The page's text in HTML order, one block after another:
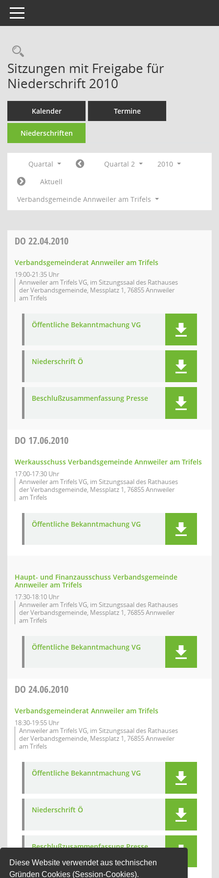
Diese Website verwendet aus technischen
Gründen Cookies (Session-Cookies).
Toggle navigation
Rechercheauswahl
Sitzungen mit Freigabe für
Niederschrift 2010
Kalender Termine
Niederschriften
Quartal Quartal 2
2010
Aktuell
Verbandsgemeinde Annweiler am Trifels
DO 22.04.2010
Verbandsgemeinderat Annweiler am Trifels
19:00-21:35 Uhr
Annweiler am Trifels VG, im Sitzungssaal des Rathauses
der Verbandsgemeinde, Messplatz 1, 76855 Annweiler
am Trifels
Öffentliche Bekanntmachung VG
Niederschrift Ö
Beschlußzusammenfassung Presse
DO 17.06.2010
Werkausschuss Verbandsgemeinde Annweiler am Trifels
17:00-17:30 Uhr
Annweiler am Trifels VG, im Sitzungssaal des Rathauses
der Verbandsgemeinde, Messplatz 1, 76855 Annweiler
am Trifels
Öffentliche Bekanntmachung VG
Haupt- und Finanzausschuss Verbandsgemeinde
Annweiler am Trifels
17:30-18:10 Uhr
Annweiler am Trifels VG, im Sitzungssaal des Rathauses
der Verbandsgemeinde, Messplatz 1, 76855 Annweiler
am Trifels
Öffentliche Bekanntmachung VG
DO 24.06.2010
Verbandsgemeinderat Annweiler am Trifels
18:30-19:55 Uhr
Annweiler am Trifels VG, im Sitzungssaal des Rathauses
der Verbandsgemeinde, Messplatz 1, 76855 Annweiler
am Trifels
Öffentliche Bekanntmachung VG
Niederschrift Ö
Beschlußzusammenfassung Presse